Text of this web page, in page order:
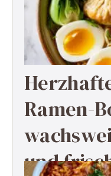
Ramen-
und